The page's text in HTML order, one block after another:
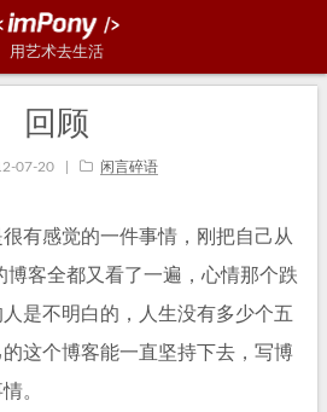
用艺术去生活
回顾
07-20 闲言碎语
有感觉的一件事情，刚把自己从
博客全都又看了一遍，心情那个跌
是不明白的，人生没有多少个五
这个博客能一直坚持下去，写博
。